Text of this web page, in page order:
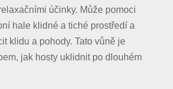
účinky. Může pomoci
hale klidné a tiché prostředí a
klidu a pohody. Tato vůně je
jak hosty uklidnit po dlouhém